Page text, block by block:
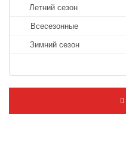
Kenda
KINGS TIRE
Kingstone
Летний сезон
Всесезонные
Зимний сезон